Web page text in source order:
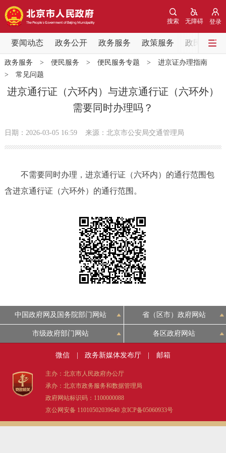
登录
无障碍
搜索
要闻动态 政务公开 政务服务 政策服务 政民互动
要闻动态
党中央精神 国务院信息 中央部委动态
北京要闻 会议信息 部门动态
市领导 机构职能 政策服务
专题公开
便民服务 利企服务 投资项目
中介服务 阳光政务
政民互动
12345网上接诉即办 我要咨询
政务服务 > 便民服务 > 便民服务专题 > 进京证办理指南
> 常见问题
进京通行证（六环内）与进京通行证（六环外）
需要同时办理吗？
日期：2026-03-05 16:59 来源：北京市公安局交通管理局
不需要同时办理，进京通行证（六环内）的通行范围包
含进京通行证（六环外）的通行范围。
中国政府网及国务院部门网站 省（区市）政府网站
市级政府部门网站 各区政府网站
微信 政务新媒体发布厅 邮箱
主办：北京市人民政府办公厅
承办：北京市政务服务和数据管理局
政府网站标识码：1100000088
京公网安备 11010502039640 京ICP备05060933号